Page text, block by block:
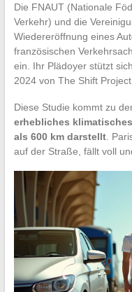
Die FNAUT (Nationale
Verkehr) und die
Wiedereröffnung eines
französischen
ein. Ihr Plädoyer stützt
2024 von The Shift
Diese Studie kommt zu
erhebliches
als 600 km darstellt.
auf der Straße, fällt voll